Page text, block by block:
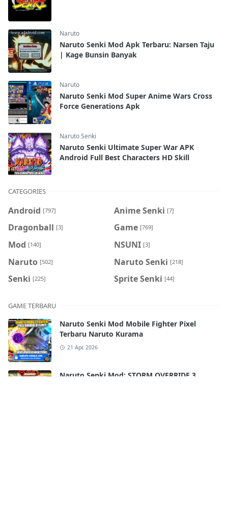
Naruto
Naruto Senki Mod Apk Terbaru: Narsen Taju
| Kage Bunsin Banyak
Naruto
Naruto Senki Mod Super Anime Wars Cross
Force Generations Apk
Naruto Senki
Naruto Senki Ultimate Super War APK
Android Full Best Characters HD Skill
CATEGORIES
Android [797] Anime Senki [7]
Dragonball [3] Game [769]
Mod [140] NSUNI [3]
Naruto [502] Naruto Senki [218]
Senki [225] Sprite Senki [44]
GAME TERBARU
Naruto Senki Mod Mobile Fighter Pixel
Terbaru Naruto Kurama
21 Apr, 2026
Naruto Senki Mod: STORM OVERRIDE 3